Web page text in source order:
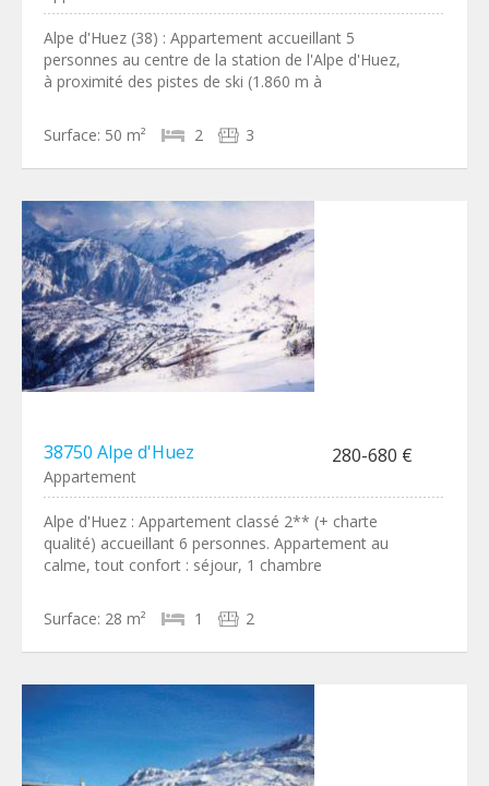
Alpe d'Huez (38) : Appartement accueillant 5
personnes au centre de la station de l'Alpe d'Huez,
à proximité des pistes de ski (1.860 m à
Surface: 50 m² 2 3
38750 Alpe d'Huez 280-680 €
Appartement
Alpe d'Huez : Appartement classé 2** (+ charte
qualité) accueillant 6 personnes. Appartement au
calme, tout confort : séjour, 1 chambre
Surface: 28 m² 1 2